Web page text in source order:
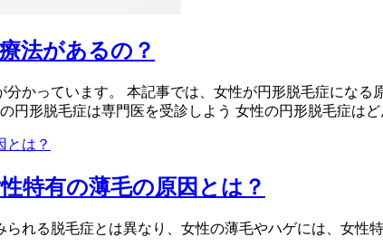
法があるの？
かっています。 本記事では、女性が円形脱毛症にな
円形脱毛症は専門医を受診しよう 女性の円形脱毛症は
特有の薄毛の原因とは？
れる脱毛症とは異なり、女性の薄毛やハゲには、女性